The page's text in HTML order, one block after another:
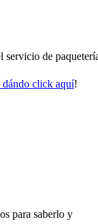
servicio de
dándo click aquí!
para saberlo y